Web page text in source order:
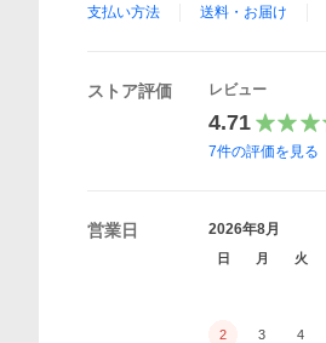
支払い方法 送料・お届け
ストア評価 レビュー
4.71
7件の評価を見る
営業日 2026年8月
日 月 火
2 3 4